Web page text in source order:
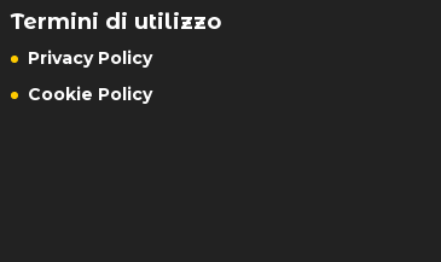
Termini di utilizzo
Privacy Policy
Cookie Policy